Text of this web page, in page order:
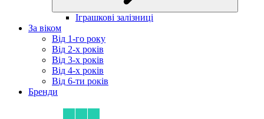
Іграшкові залізниці
За віком
Від 1-го року
Від 2-х років
Від 3-х років
Від 4-х років
Від 6-ти років
Бренди